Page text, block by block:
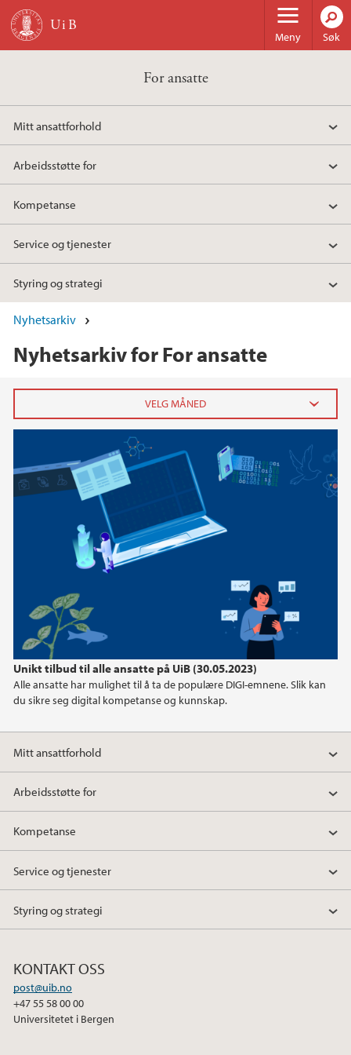
Hopp til hovedinnhold
Meny Søk
For ansatte
Mitt ansattforhold
Arbeidsstøtte for
Kompetanse
Service og tjenester
Styring og strategi
Nyhetsarkiv
Nyhetsarkiv for For ansatte
Unikt tilbud til alle ansatte på UiB (30.05.2023)
Alle ansatte har mulighet til å ta de populære DIGI-emnene. Slik kan
du sikre seg digital kompetanse og kunnskap.
mars (1)
februar (1)
2025
2021
2020
2019
2018
2017
2016
2015
Mitt ansattforhold
Arbeidsstøtte for
Kompetanse
Service og tjenester
Styring og strategi
KONTAKT OSS
post@uib.no
+47 55 58 00 00
Universitetet i Bergen